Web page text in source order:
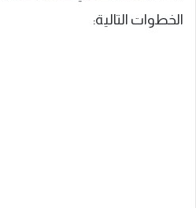
الخطوات التالية: